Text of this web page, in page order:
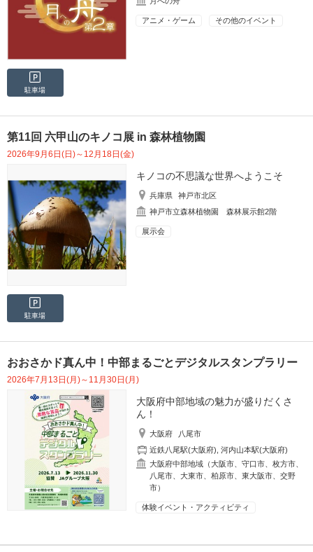
アニメ・ゲーム その他のイベント
駐車場
第11回 六甲山のキノコ展 in 森林植物園
2026年9月6日(日)～12月18日(金)
キノコの不思議な世界へようこそ
兵庫県
神戸市北区
神戸市立森林植物園 森林展示館2階
展示会
駐車場
おおさかド真ん中！中部まるごとデジタルスタンプラリー
2026年7月13日(月)～11月30日(月)
大阪府中部地域の魅力が盛りだくさ
ん！
大阪府
八尾市
近鉄八尾駅(大阪府) ,河内山本駅(大阪府)
大阪府中部地域（大阪市、守口市、枚方市、
八尾市、大東市、柏原市、東大阪市、交野
市）
体験イベント・アクティビティ